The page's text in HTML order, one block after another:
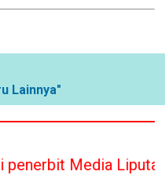
Lainnya"
Indonesia